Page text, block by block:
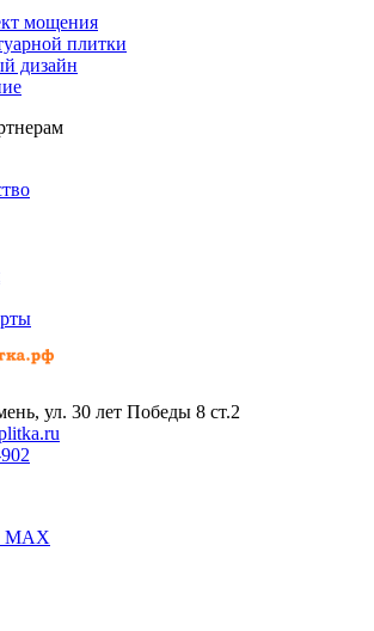
мощения
плитки
дизайн
ул. 30 лет Победы 8 ст.2